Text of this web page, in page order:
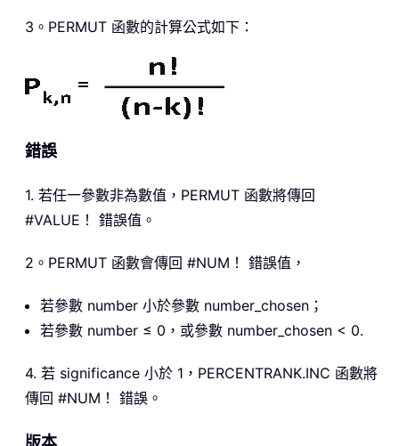
3。PERMUT 函數的計算公式如下：
錯誤
1. 若任一參數非為數值，PERMUT 函數將傳回
#VALUE！ 錯誤值。
2。PERMUT 函數會傳回 #NUM！ 錯誤值，
若參數 number 小於參數 number_chosen；
若參數 number ≤ 0，或參數 number_chosen < 0.
4. 若 significance 小於 1，PERCENTRANK.INC 函數將
傳回 #NUM！ 錯誤。
版本